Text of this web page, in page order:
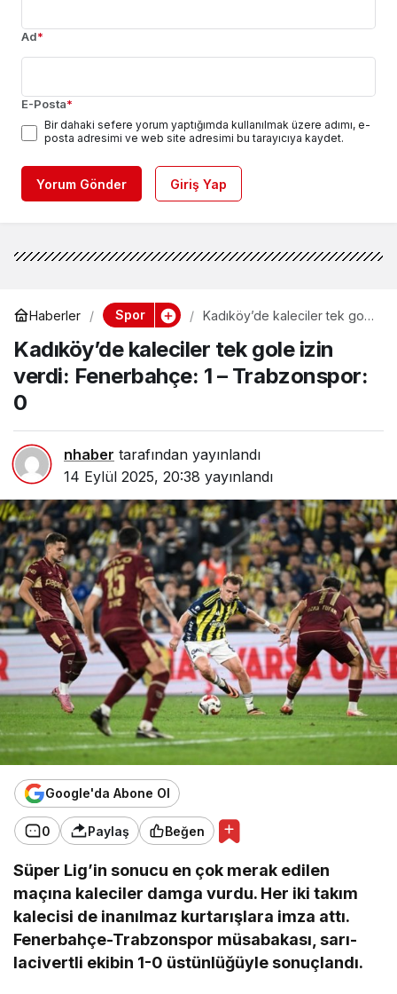
Ad*
E-Posta*
Bir dahaki sefere yorum yaptığımda kullanılmak üzere adımı, e-
posta adresimi ve web site adresimi bu tarayıcıya kaydet.
Yorum Gönder Giriş Yap
Haberler Spor
Kadıköy’de kaleciler tek gole
Trabzonspor: 0
Kadıköy’de kaleciler tek gole izin
verdi: Fenerbahçe: 1 – Trabzonspor:
0
nhaber tarafından yayınlandı
14 Eylül 2025, 20:38 yayınlandı
Google'da Abone Ol
0 Paylaş Beğen
Süper Lig’in sonucu en çok merak edilen
maçına kaleciler damga vurdu. Her iki takım
kalecisi de inanılmaz kurtarışlara imza attı.
Fenerbahçe-Trabzonspor müsabakası, sarı-
lacivertli ekibin 1-0 üstünlüğüyle sonuçlandı.